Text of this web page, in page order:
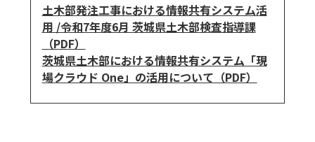
土木部発注工事における情報共有システム活
用 /令和7年度6月 茨城県土木部検査指導課
（PDF）
茨城県土木部における情報共有システム「現
場クラウド One」の活用について（PDF）